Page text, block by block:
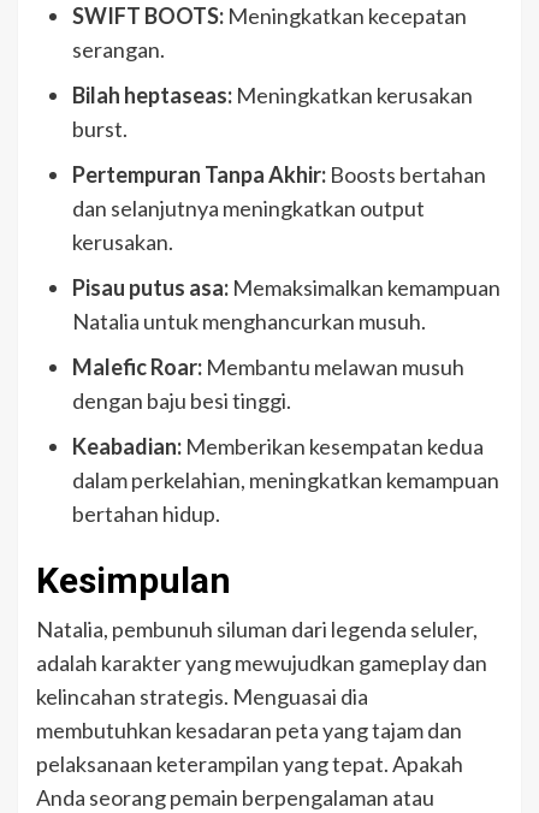
SWIFT BOOTS: Meningkatkan kecepatan
serangan.
Bilah heptaseas: Meningkatkan kerusakan
burst.
Pertempuran Tanpa Akhir: Boosts bertahan
dan selanjutnya meningkatkan output
kerusakan.
Pisau putus asa: Memaksimalkan kemampuan
Natalia untuk menghancurkan musuh.
Malefic Roar: Membantu melawan musuh
dengan baju besi tinggi.
Keabadian: Memberikan kesempatan kedua
dalam perkelahian, meningkatkan kemampuan
bertahan hidup.
Kesimpulan
Natalia, pembunuh siluman dari legenda seluler,
adalah karakter yang mewujudkan gameplay dan
kelincahan strategis. Menguasai dia
membutuhkan kesadaran peta yang tajam dan
pelaksanaan keterampilan yang tepat. Apakah
Anda seorang pemain berpengalaman atau